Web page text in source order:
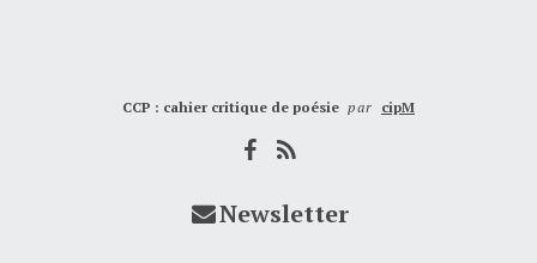
CCP : cahier critique de poésie par cipM
Newsletter